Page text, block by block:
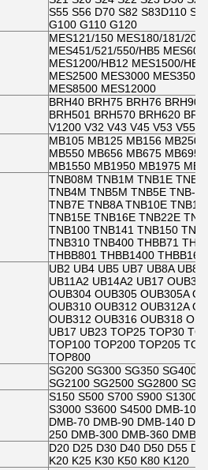
S55 S56 D70 S82 S83D110
G100 G110 G120
MES121/150 MES180/181/
MES451/521/550/HB5
MES1200/HB12 MES1500/
MES2500 MES3000 MES3500
MES8500 MES12000
BRH40 BRH75 BRH76 BRH90
BRH501 BRH570 BRH620
V1200 V32 V43 V45 V53 V55
MB105 MB125 MB156 MB250
MB550 MB656 MB675 MB695
MB1550 MB1950 MB1975
TNB08M TNB1M TNB1E
TNB4M TNB5M TNB5E TNB-
TNB7E TNB8A TNB10E
TNB15E TNB16E TNB22E
TNB100 TNB141 TNB150
TNB310 TNB400 THBB71
THBB801 THBB1400
UB2 UB4 UB5 UB7 UB8A
UB11A2 UB14A2 UB17
OUB304 OUB305 OUB305A
OUB310 OUB312 OUB312A
OUB312 OUB316 OUB318
UB17 UB23 TOP25 TOP30
TOP100 TOP200 TOP205
TOP800
SG200 SG300 SG350 SG400
SG2100 SG2500 SG2800
S150 S500 S700 S900 S1300
S3000 S3600 S4500 DMB-10
DMB-70 DMB-90 DMB-140
250 DMB-300 DMB-360 DMB-
D20 D25 D30 D40 D50 D55
K20 K25 K30 K50 K80 K120